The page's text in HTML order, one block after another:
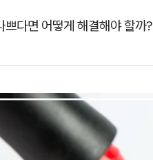
다면 어떻게 해결해야 할까?